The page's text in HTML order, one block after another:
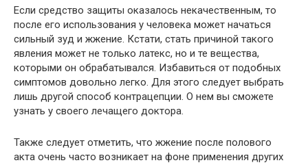
Если средство защиты оказалось некачественным, то
после его использования у человека может начаться
сильный зуд и жжение. Кстати, стать причиной такого
явления может не только латекс, но и те вещества,
которыми он обрабатывался. Избавиться от подобных
симптомов довольно легко. Для этого следует выбрать
лишь другой способ контрацепции. О нем вы сможете
узнать у своего лечащего доктора.
Также следует отметить, что жжение после полового
акта очень часто возникает на фоне применения других